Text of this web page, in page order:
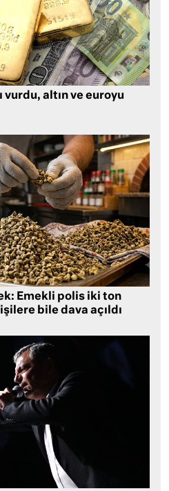
vurdu, altın ve euroyu
Emekli polis iki ton
bile dava açıldı